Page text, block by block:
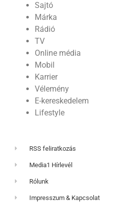
Sajtó
Márka
Rádió
TV
Online média
Mobil
Karrier
Vélemény
E-kereskedelem
Lifestyle
RSS feliratkozás
Media1 Hírlevél
Rólunk
Impresszum & Kapcsolat